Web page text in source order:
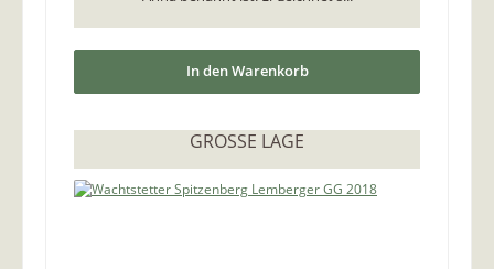
In den Warenkorb
GROSSE LAGE